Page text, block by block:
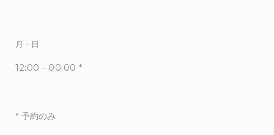
月 - 日
12:00 - 00:00 *
* 予約のみ